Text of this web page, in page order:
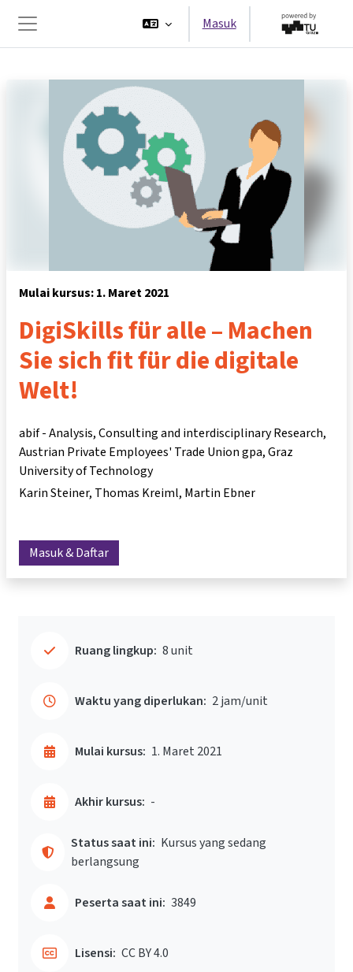
Panel samping
Masuk
Mulai kursus: 1. Maret 2021
DigiSkills für alle – Machen
Sie sich fit für die digitale
Welt!
abif - Analysis, Consulting and interdisciplinary Research,
Austrian Private Employees' Trade Union gpa, Graz
University of Technology
Karin Steiner Thomas Kreiml Martin Ebner
Masuk & Daftar
Ruang lingkup: 8 unit
Waktu yang diperlukan: 2 jam/unit
Mulai kursus: 1. Maret 2021
Akhir kursus: -
Status saat ini: Kursus yang sedang
berlangsung
Peserta saat ini: 3849
Lisensi: CC BY 4.0